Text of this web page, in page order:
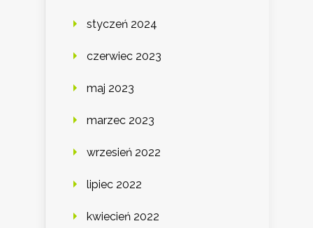
styczeń 2024
czerwiec 2023
maj 2023
marzec 2023
wrzesień 2022
lipiec 2022
kwiecień 2022